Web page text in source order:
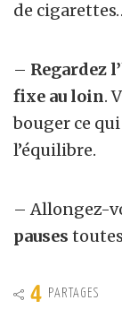
de
– Regardez
fixe au loin.
bouger ce
l’équilibre.
– Allongez-
pauses
4 PARTAGES